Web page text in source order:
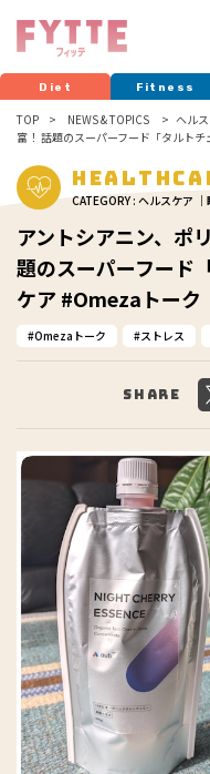
Diet Fitness
TOP NEWS & TOPICS ヘル
富！ 話題のスーパーフード「タルト
CATEGORY : ヘルスケア
アントシアニン、ポ
題のスーパーフード
ケア #Omezaトーク
Omezaトーク ストレス
Share